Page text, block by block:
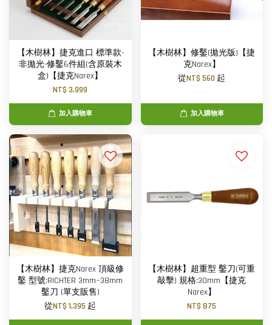
【木樹林】捷克進口 標準款-
非拋光-修鑿6件組(含原裝木
盒)【捷克Narex】
NT$ 3,999
加入購物車
【木樹林】修鑿(拋光版)【捷
克Narex】
從NT$ 560 起
加入購物車
【木樹林】捷克Narex 頂級修
鑿 型號:RICHTER 3mm~38mm
鑿刀 (單支販售)
從NT$ 1,395 起
【木樹林】超重型 鑿刀(可重
敲擊) 規格:30mm【捷克
Narex】
NT$ 875